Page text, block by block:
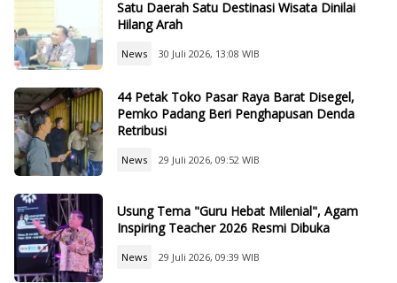
Satu Daerah Satu Destinasi Wisata Dinilai
Hilang Arah
News 30 Juli 2026, 13:08 WIB
44 Petak Toko Pasar Raya Barat Disegel,
Pemko Padang Beri Penghapusan Denda
Retribusi
News 29 Juli 2026, 09:52 WIB
Usung Tema "Guru Hebat Milenial", Agam
Inspiring Teacher 2026 Resmi Dibuka
News 29 Juli 2026, 09:39 WIB